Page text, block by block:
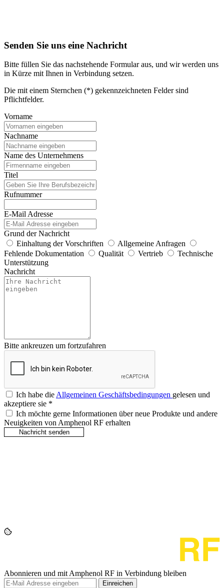
Senden Sie uns eine Nachricht
Bitte füllen Sie das nachstehende Formular aus, und wir werden uns
in Kürze mit Ihnen in Verbindung setzen.
Die mit einem Sternchen (*) gekennzeichneten Felder sind
Pflichtfelder.
Vorname
Nachname
Name des Unternehmens
Titel
Rufnummer
E-Mail Adresse
Grund der Nachricht
Einhaltung der Vorschriften
Allgemeine Anfragen
Fehlende Dokumentation
Qualität Vertrieb
Technische
Unterstützung
Nachricht
Bitte ankreuzen um fortzufahren
Ich habe die Allgemeinen Geschäftsbedingungen gelesen und
akzeptiere sie *
Ich möchte gerne Informationen über neue Produkte und andere
Neuigkeiten von Amphenol RF erhalten
Abonnieren und mit Amphenol RF in Verbindung bleiben
Einreichen